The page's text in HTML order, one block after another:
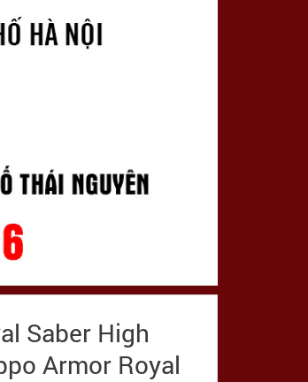
Saber High
Armor Royal